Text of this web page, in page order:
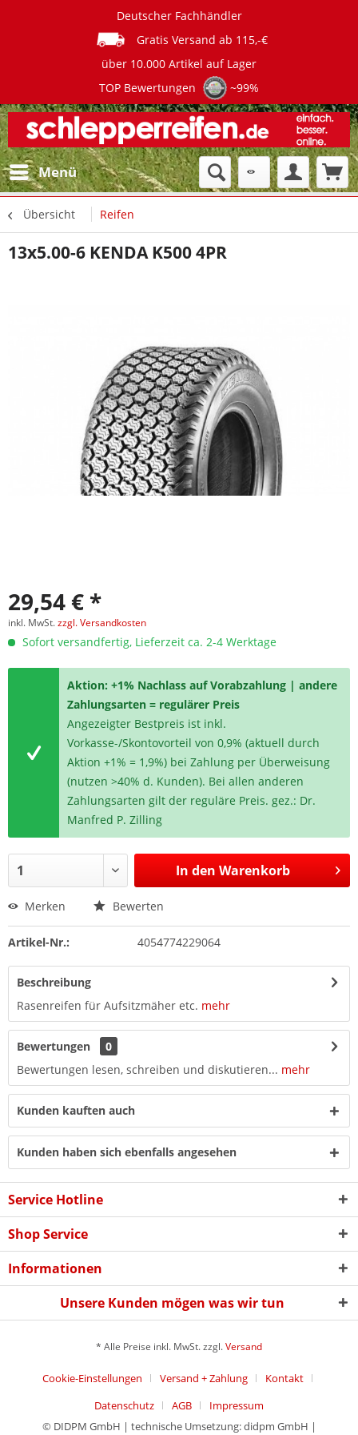
Deutscher Fachhändler
Gratis Versand ab 115,-€
über 10.000 Artikel auf Lager
TOP Bewertungen
~99%
Menü
Übersicht Reifen
13x5.00-6 KENDA K500 4PR
29,54 € *
inkl. MwSt.zzgl. Versandkosten
Sofort versandfertig, Lieferzeit ca. 2-4 Werktage
Aktion: +1% Nachlass auf Vorabzahlung | andere
Zahlungsarten = regulärer Preis
Angezeigter Bestpreis ist inkl.
Vorkasse-/Skontovorteil von 0,9% (aktuell durch
Aktion +1% = 1,9%) bei Zahlung per Überweisung
(nutzen >40% d. Kunden). Bei allen anderen
Zahlungsarten gilt der reguläre Preis. gez.: Dr.
Manfred P. Zilling
In den Warenkorb
Merken Bewerten
Artikel-Nr.: 4054774229064
Beschreibung
Rasenreifen für Aufsitzmäher etc. mehr
Bewertungen
0
Bewertungen lesen, schreiben und diskutieren... mehr
Kunden kauften auch
Kunden haben sich ebenfalls angesehen
Service Hotline
Shop Service
Informationen
Unsere Kunden mögen was wir tun
* Alle Preise inkl. MwSt. zzgl.Versand
Cookie-Einstellungen Versand + Zahlung
Kontakt
Datenschutz
AGB
Impressum
© DIDPM GmbH | technische Umsetzung: didpm GmbH |